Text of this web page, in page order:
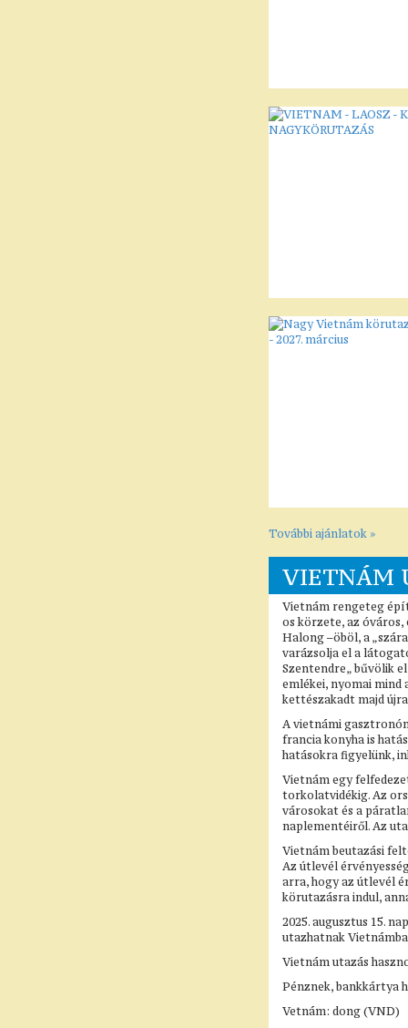
További ajánlatok »
VIETNÁM
Vietnám rengeteg
os körzete, az óváros,
Halong –öböl, a
varázsolja el a
Szentendre„ bűvölik
emlékei, nyomai mind
kettészakadt majd
A vietnámi
francia konyha is
hatásokra figyelünk,
Vietnám egy
torkolatvidékig. Az
városokat és a
naplementéiről. Az
Vietnám beutazási
Az útlevél
arra, hogy az útlevél
körutazásra indul,
2025. augusztus 15.
utazhatnak
Vietnám utazás
Pénznek, bankkártya
Vetnám: dong (VND)